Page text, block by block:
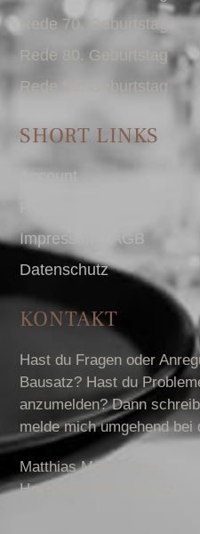
Rede 70. Geburtstag
Rede 80. Geburtstag
Rede 90. Geburtstag
SHORT LINKS
Account
Impressum I AGB
Datenschutz
KONTAKT
Hast du Fragen oder
Bausatz? Hast du
anzumelden? Dann
melde mich umgehend bei
Matthias Müller-Krey
Hochzeitsrede-Bausatz